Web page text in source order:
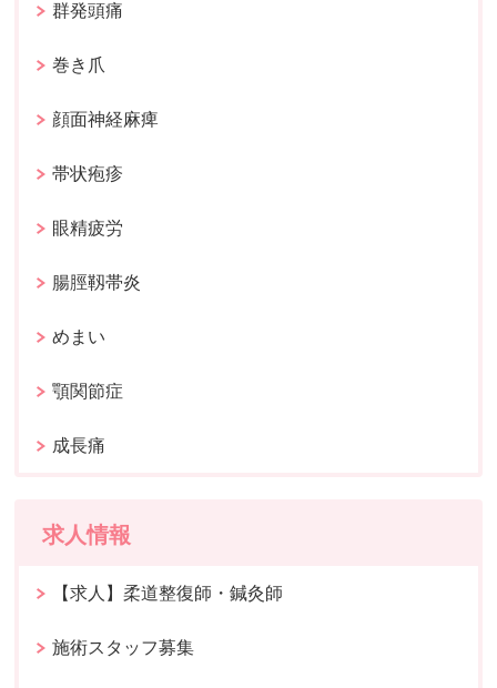
群発頭痛
巻き爪
顔面神経麻痺
帯状疱疹
眼精疲労
腸脛靱帯炎
めまい
顎関節症
成長痛
求人情報
【求人】柔道整復師・鍼灸師
施術スタッフ募集